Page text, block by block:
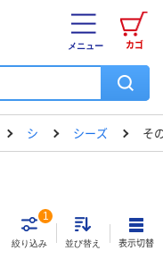
カゴ
メニュー
シ シーズ そ
絞り込み
1
並び替え 表示切替